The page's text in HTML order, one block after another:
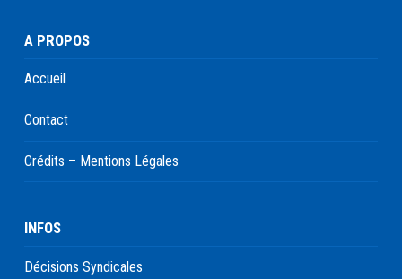
A PROPOS
Accueil
Contact
Crédits – Mentions Légales
INFOS
Décisions Syndicales